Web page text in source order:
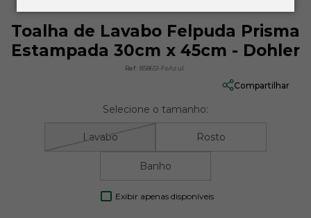
Toalha de Lavabo Felpuda Prisma
Estampada 30cm x 45cm - Dohler
Ref: 858651-FeAzul
Compartilhar
Selecione o tamanho:
Lavabo Rosto
Banho
Exibir apenas disponíveis